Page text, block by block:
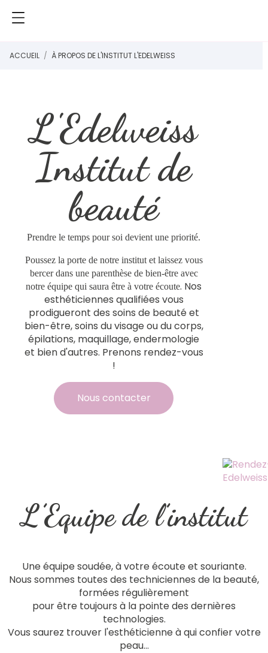
ACCUEIL À PROPOS DE L'INSTITUT L'EDELWEISS
L'Edelweiss
Institut de
beauté
Prendre le temps pour soi devient une priorité.
Poussez la porte de notre institut et laissez vous
bercer dans une parenthèse de bien-être avec
notre équipe qui saura être à votre écoute. Nos
esthéticiennes qualifiées vous
prodigueront des soins de beauté et
bien-être, soins du visage ou du corps,
épilations, maquillage, endermologie
et bien d'autres. Prenons rendez-vous
!
Nous contacter
L’Equipe de l’institut
Une équipe soudée, à votre écoute et souriante.
Nous sommes toutes des techniciennes de la beauté,
formées régulièrement
pour être toujours à la pointe des dernières
technologies.
Vous saurez trouver l'esthéticienne à qui confier votre
peau...